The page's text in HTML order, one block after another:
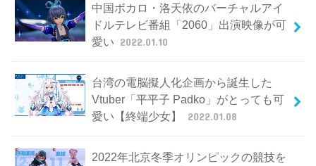
中国ボカロ・洛天依のバーチャルアイ
ドルテレビ番組「2060」出演映像が可
愛い 2022.01.10
台湾の電脳擬人化企画から誕生した
Vtuber「平平子 Padko」がとっても可
愛い【終端少女】
2022.01.08
2022年北京冬季オリンピックの競技を